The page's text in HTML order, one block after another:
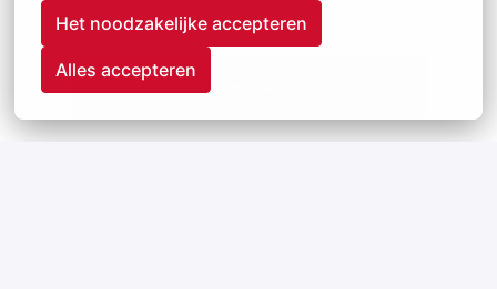
Het noodzakelijke accepteren
Alles accepteren